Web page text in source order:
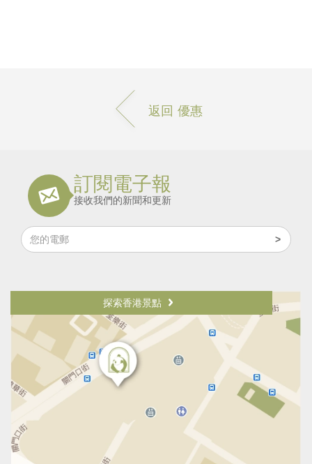
返回 優惠
訂閱電子報
接收我們的新聞和更新
探索香港景點